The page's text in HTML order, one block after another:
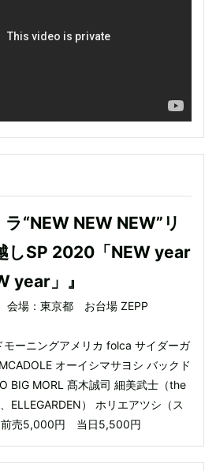
ラ“NEW NEW NEW”リ
しSP 2020「NEW year
year」』
会場：東京都 お台場 ZEPP
ーニングアメリカ folca サイダーガ
オーイシマサヨシ バックド
BIG MORL 髙木誠司 細美武士（the
ELLEGARDEN） ホリエアツシ（ス
前売5,000円 当日5,500円